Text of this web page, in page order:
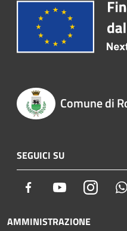
Comune di
SEGUICI SU
Facebook Youtube
AMMINISTRAZIONE